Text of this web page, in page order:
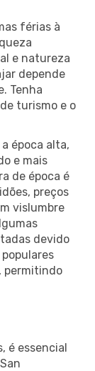
férias à
e natureza
depende
Tenha
turismo e o
época alta,
e mais
de época é
preços
vislumbre
devido
permitindo
é essencial